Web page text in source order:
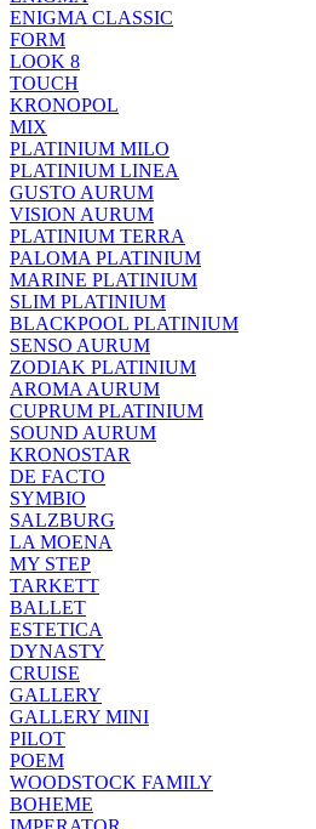
ENIGMA CLASSIC
FORM
LOOK 8
TOUCH
KRONOPOL
MIX
PLATINIUM MILO
PLATINIUM LINEA
GUSTO AURUM
VISION AURUM
PLATINIUM TERRA
PALOMA PLATINIUM
MARINE PLATINIUM
SLIM PLATINIUM
BLACKPOOL PLATINIUM
SENSO AURUM
ZODIAK PLATINIUM
AROMA AURUM
CUPRUM PLATINIUM
SOUND AURUM
KRONOSTAR
DE FACTO
SYMBIO
SALZBURG
LA MOENA
MY STEP
TARKETT
BALLET
ESTETICA
DYNASTY
CRUISE
GALLERY
GALLERY MINI
PILOT
POEM
WOODSTOCK FAMILY
BOHEME